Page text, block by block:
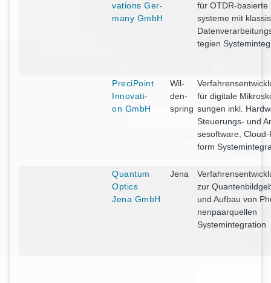
va­tions Ger­
ma­ny GmbH
für OTDR-
sys­te­me mit
te­gien
Pre­ci­Point
Inno­va­ti­
on GmbH
Wil­
den­
spring
für digi­ta­le
sun­gen inkl.
Steue­rungs- und
se­soft­ware,
form
Quan­tum
Optics
Jena GmbH
Jena
zur
und Auf­bau von
nen­paar­quel­len
Systemintegration